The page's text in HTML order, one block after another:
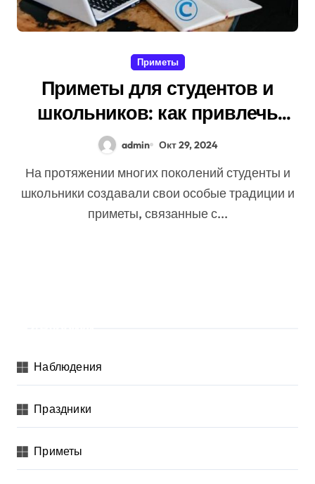
Приметы
Приметы для студентов и
школьников: как привлечь
успех в учебе
admin Окт 29, 2024
На протяжении многих поколений студенты и
школьники создавали свои особые традиции и
приметы, связанные с...
Наблюдения
Праздники
Приметы